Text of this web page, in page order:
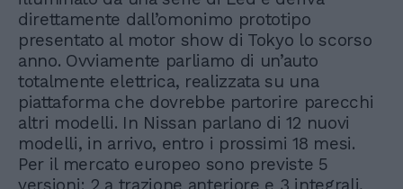
direttamente dall’omonimo prototipo
presentato al motor show di Tokyo lo scorso
anno. Ovviamente parliamo di un’auto
totalmente elettrica, realizzata su una
piattaforma che dovrebbe partorire parecchi
altri modelli. In Nissan parlano di 12 nuovi
modelli, in arrivo, entro i prossimi 18 mesi.
Per il mercato europeo sono previste 5